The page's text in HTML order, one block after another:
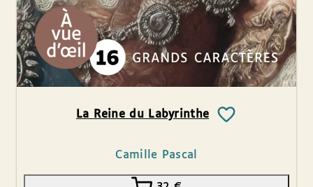
La Reine du Labyrinthe
Camille Pascal